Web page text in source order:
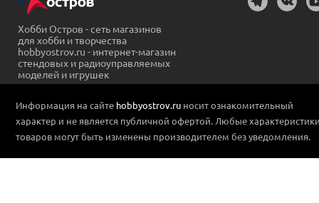
Хобби Остров - сеть магазинов
для хобби и творчества
hobbyostrov.ru - интернет-магазин
стендовых и радиоуправляемых
моделей и игрушек
Информация на сайте hobbyostrov.ru носит ознакомительный
характер и не является публичной офертой. Любые
товаров могут быть изменены производителем без уведомления.